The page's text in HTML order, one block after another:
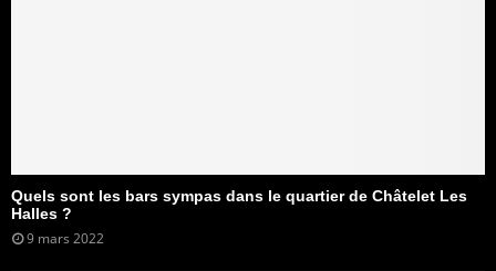
Quels sont les bars sympas dans le quartier de Châtelet Les
Halles ?
9 mars 2022